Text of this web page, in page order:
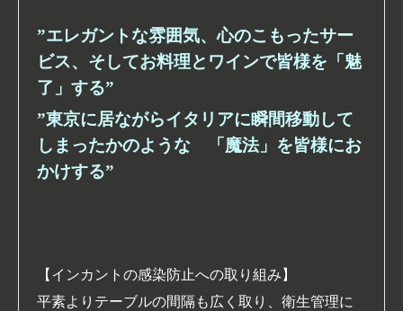
”エレガントな雰囲気、心のこもったサー
ビス、そしてお料理とワインで皆様を「魅
了」する”
”東京に居ながらイタリアに瞬間移動して
しまったかのような 「魔法」を皆様にお
かけする”
【 インカントの感染防止への取り組み】
平素よりテーブルの間隔も広く取り、衛生管理に